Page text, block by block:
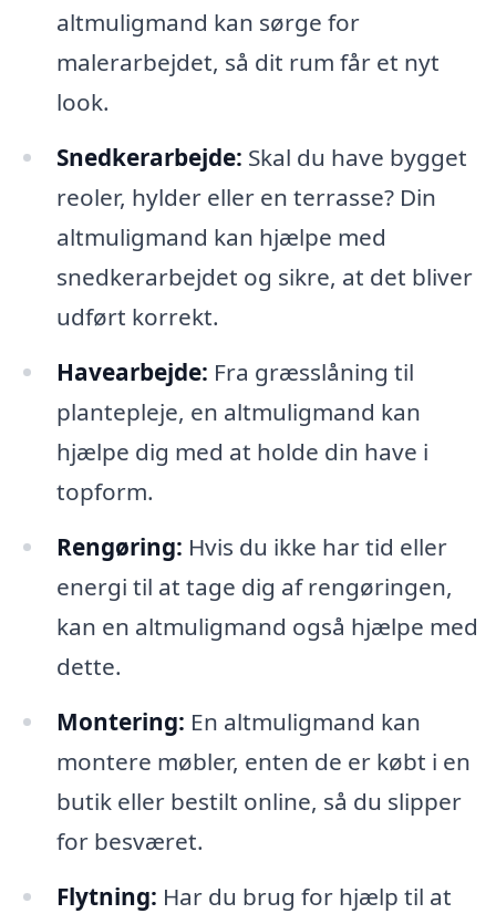
altmuligmand kan sørge for
malerarbejdet, så dit rum får et nyt
look.
Snedkerarbejde: Skal du have bygget
reoler, hylder eller en terrasse? Din
altmuligmand kan hjælpe med
snedkerarbejdet og sikre, at det bliver
udført korrekt.
Havearbejde: Fra græsslåning til
plantepleje, en altmuligmand kan
hjælpe dig med at holde din have i
topform.
Rengøring: Hvis du ikke har tid eller
energi til at tage dig af rengøringen,
kan en altmuligmand også hjælpe med
dette.
Montering: En altmuligmand kan
montere møbler, enten de er købt i en
butik eller bestilt online, så du slipper
for besværet.
Flytning: Har du brug for hjælp til at